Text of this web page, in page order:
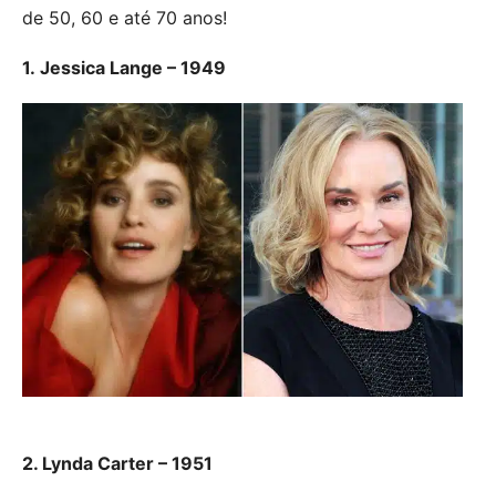
de 50, 60 e até 70 anos!
1. Jessica Lange – 1949
2. Lynda Carter – 1951